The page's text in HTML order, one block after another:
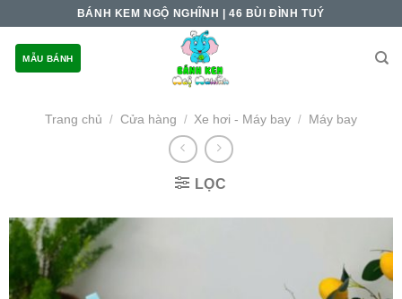
content
BÁNH KEM NGỘ NGHĨNH | 46 BÙI ĐÌNH TUÝ
MẪU BÁNH
Trang chủ / Cửa hàng / Xe hơi - Máy bay / Máy bay
LỌC